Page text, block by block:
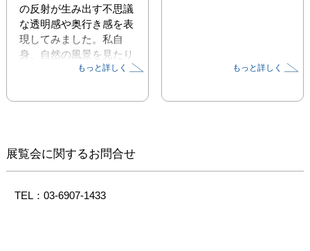
の反射が生み出す不思議
な透明感や奥行き感を表
現してみました。私自
身、自然の風景を見たり
や描いたりすることに
みを和らげる力があると
ぎや穏やかな空気を感じ
ていただける場となれば
もっと詳しく もっと詳しく
展覧会に関するお問合せ
TEL：03-6907-1433